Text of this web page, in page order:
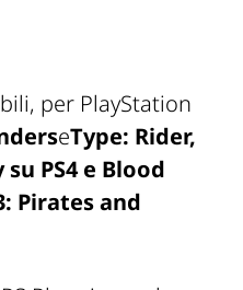
per PlayStation
eType: Rider,
PS4 e Blood
Pirates and